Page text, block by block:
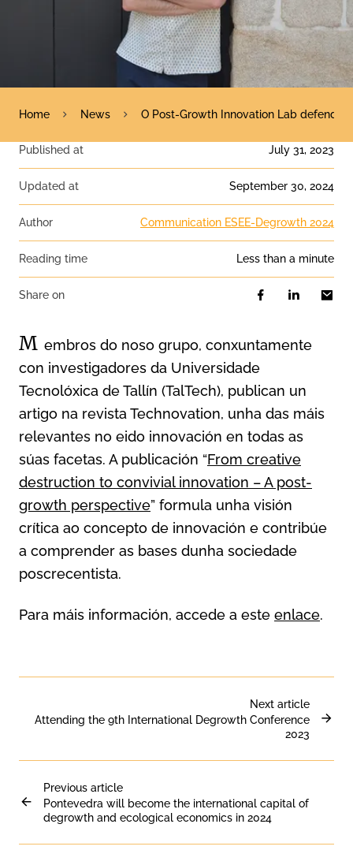
Home News O Post-Growth Innovation Lab defende
Published at July 31, 2023
Updated at September 30, 2024
Author Communication ESEE-Degrowth 2024
Reading time less than a minute
Share on
M embros do noso grupo, conxuntamente
con investigadores da Universidade
Tecnolóxica de Tallín (TalTech), publican un
artigo na revista Technovation, unha das máis
relevantes no eido innovación en todas as
súas facetas. A publicación “From creative
destruction to convivial innovation – A post-
growth perspective” formula unha visión
crítica ao concepto de innovación e contribúe
a comprender as bases dunha sociedade
poscrecentista.
Para máis información, accede a este enlace.
Previous article
Pontevedra will become the international capital of
degrowth and ecological economics in 2024
Next article
Attending the 9th International Degrowth Conference
2023